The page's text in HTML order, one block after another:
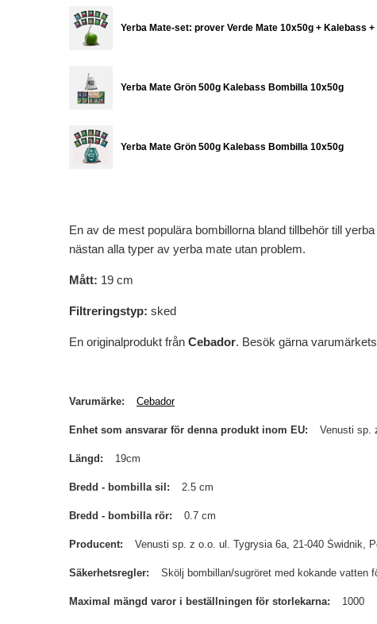
Yerba Mate-set: prover Verde Mate 10x50g + Kalebass
Yerba Mate Grön 500g Kalebass Bombilla 10x50g
Yerba Mate Grön 500g Kalebass Bombilla 10x50g
En av de mest populära bombillorna bland tillbehör till
nästan alla typer av yerba mate utan problem.
Mått: 19 cm
Filtreringstyp: sked
En originalprodukt från Cebador. Besök gärna varumärkets
Varumärke Cebador
Enhet som ansvarar för denna produkt inom EU Venusti sp.
Längd 19cm
Bredd - bombilla sil 2.5 cm
Bredd - bombilla rör 0.7 cm
Producent Venusti sp. z o.o. ul. Tygrysia 6a, 21-040 Świdnik,
Säkerhetsregler Skölj bombillan/sugröret med kokande vatten
Maximal mängd varor i beställningen för storlekarna 1000